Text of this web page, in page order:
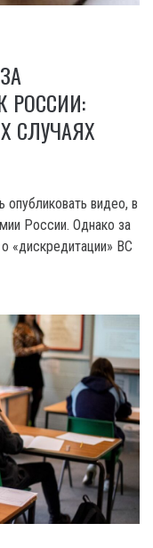
РОССИИ:
СЛУЧАЯХ
видео, в
России. Однако за
«дискредитации» BC